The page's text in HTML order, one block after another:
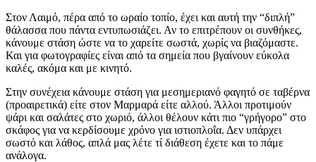
Στον Λαιμό, πέρα από το ωραίο τοπίο, έχει και αυτή την “διπλή”
θάλασσα που πάντα εντυπωσιάζει. Αν το επιτρέπουν οι συνθήκες,
κάνουμε στάση ώστε να το χαρείτε σωστά, χωρίς να βιαζόμαστε.
Και για φωτογραφίες είναι από τα σημεία που βγαίνουν εύκολα
καλές, ακόμα και με κινητό.
Στην συνέχεια κάνουμε στάση για μεσημεριανό φαγητό σε ταβέρνα
(προαιρετικά) είτε στον Μαρμαρά είτε αλλού. Άλλοι προτιμούν
ψάρι και σαλάτες στο χωριό, άλλοι θέλουν κάτι πιο “γρήγορο” στο
σκάφος για να κερδίσουμε χρόνο για ιστιοπλοΐα. Δεν υπάρχει
σωστό και λάθος, απλά μας λέτε τί διάθεση έχετε και το πάμε
ανάλογα.